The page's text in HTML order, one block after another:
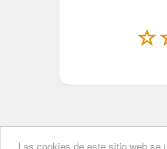
Las cookies de este sitio web se
Timbirichi© 2026